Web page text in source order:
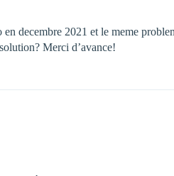
decembre 2021 et le meme
Merci d’avance!